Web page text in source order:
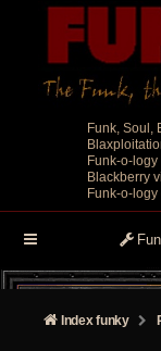
Funk, Soul,
Funk-o-
Blackberry
Funk-o-
Index funky